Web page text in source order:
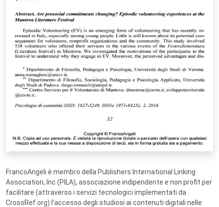
FrancoAngeli è membro della Publishers International Linking
Association, Inc (PILA), associazione indipendente e non profit per
facilitare (attraverso i servizi tecnologici implementati da
CrossRef.org) l’accesso degli studiosi ai contenuti digitali nelle